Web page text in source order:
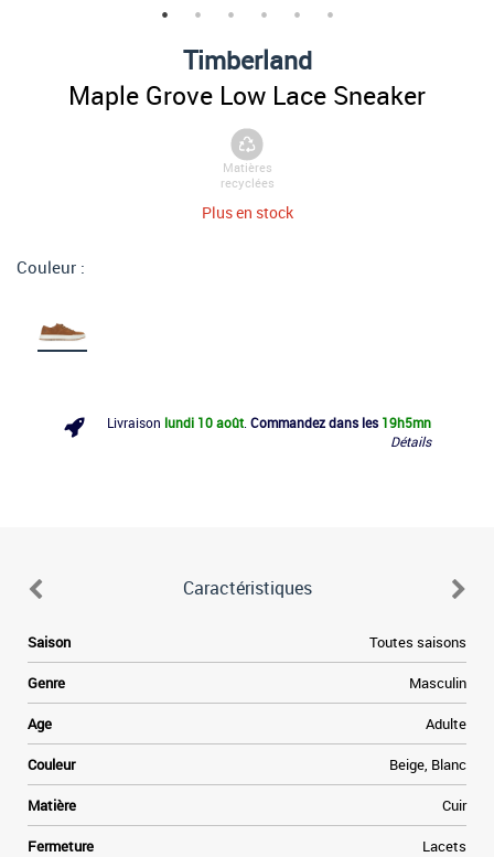
Timberland
Maple Grove Low Lace Sneaker
Matières
recyclées
Plus en stock
Couleur :
Livraison lundi 10 août. Commandez dans les 19h5mn
Détails
Caractéristiques
Saison Toutes saisons
Genre Masculin
Age Adulte
Couleur Beige, Blanc
Matière Cuir
Fermeture Lacets